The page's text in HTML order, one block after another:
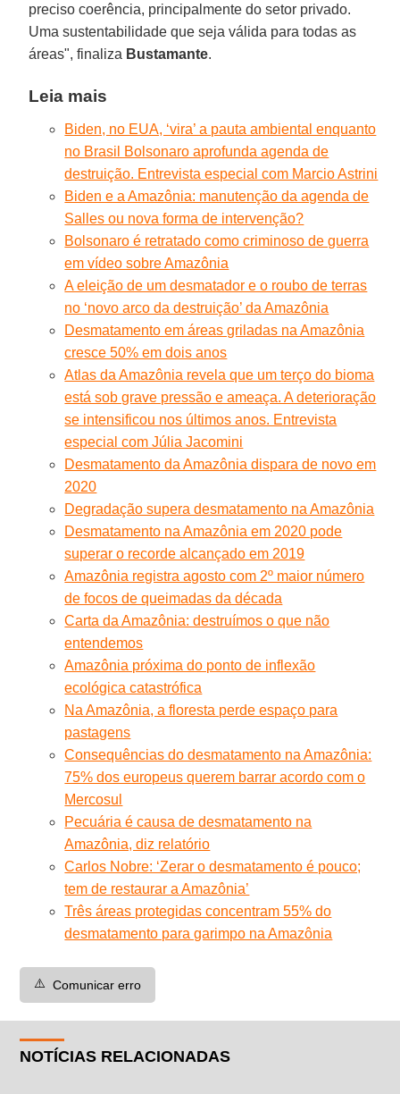
preciso coerência, principalmente do setor privado.
Uma sustentabilidade que seja válida para todas as
áreas", finaliza Bustamante.
Leia mais
Biden, no EUA, ‘vira’ a pauta ambiental enquanto
no Brasil Bolsonaro aprofunda agenda de
destruição. Entrevista especial com Marcio Astrini
Biden e a Amazônia: manutenção da agenda de
Salles ou nova forma de intervenção?
Bolsonaro é retratado como criminoso de guerra
em vídeo sobre Amazônia
A eleição de um desmatador e o roubo de terras
no ‘novo arco da destruição’ da Amazônia
Desmatamento em áreas griladas na Amazônia
cresce 50% em dois anos
Atlas da Amazônia revela que um terço do bioma
está sob grave pressão e ameaça. A deterioração
se intensificou nos últimos anos. Entrevista
especial com Júlia Jacomini
Desmatamento da Amazônia dispara de novo em
2020
Degradação supera desmatamento na Amazônia
Desmatamento na Amazônia em 2020 pode
superar o recorde alcançado em 2019
Amazônia registra agosto com 2º maior número
de focos de queimadas da década
Carta da Amazônia: destruímos o que não
entendemos
Amazônia próxima do ponto de inflexão
ecológica catastrófica
Na Amazônia, a floresta perde espaço para
pastagens
Consequências do desmatamento na Amazônia:
75% dos europeus querem barrar acordo com o
Mercosul
Pecuária é causa de desmatamento na
Amazônia, diz relatório
Carlos Nobre: ‘Zerar o desmatamento é pouco;
tem de restaurar a Amazônia’
Três áreas protegidas concentram 55% do
desmatamento para garimpo na Amazônia
⚠️ Comunicar erro
NOTÍCIAS RELACIONADAS